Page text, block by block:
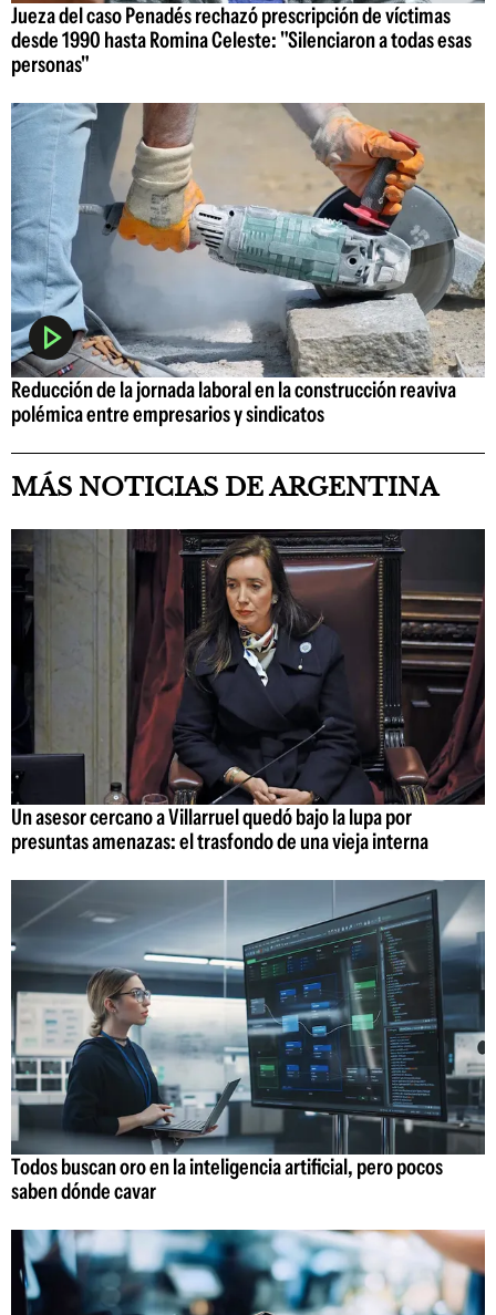
Jueza del caso Penadés rechazó prescripción de víctimas
desde 1990 hasta Romina Celeste: "Silenciaron a todas esas
personas"
Reducción de la jornada laboral en la construcción reaviva
polémica entre empresarios y sindicatos
MÁS NOTICIAS DE ARGENTINA
Un asesor cercano a Villarruel quedó bajo la lupa por
presuntas amenazas: el trasfondo de una vieja interna
Todos buscan oro en la inteligencia artificial, pero pocos
saben dónde cavar